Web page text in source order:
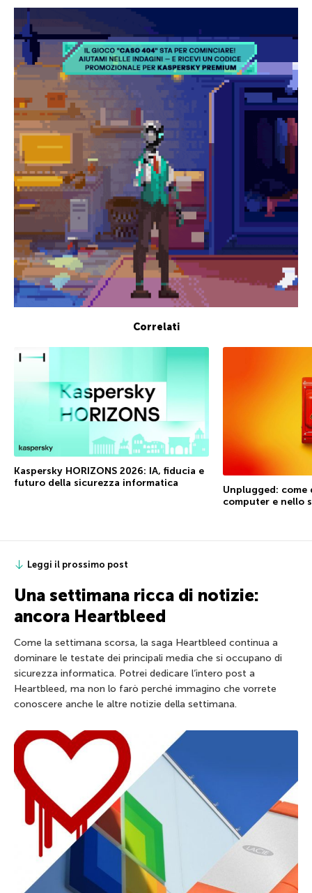
Correlati
Kaspersky HORIZONS 2026: IA, fiducia e
futuro della sicurezza informatica
Unplugged: come
computer e nello
Leggi il prossimo post
Una settimana ricca di notizie:
ancora Heartbleed
Come la settimana scorsa, la saga Heartbleed continua a
dominare le testate dei principali media che si occupano di
sicurezza informatica. Potrei dedicare l’intero post a
Heartbleed, ma non lo farò perché immagino che vorrete
conoscere anche le altre notizie della settimana.